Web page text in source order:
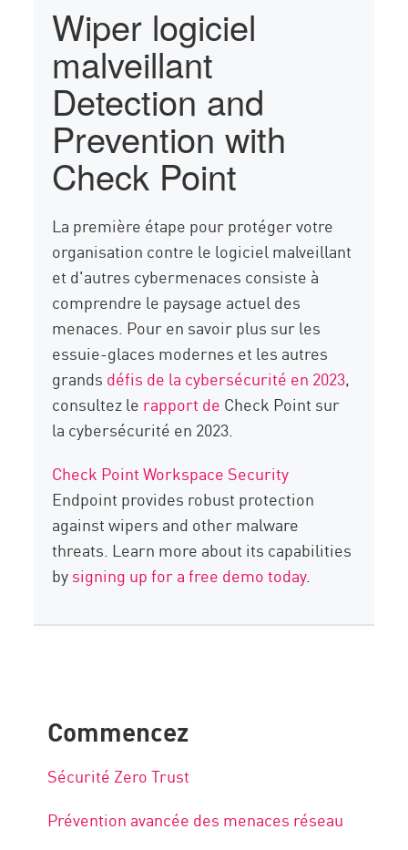
Wiper logiciel
malveillant
Detection and
Prevention with
Check Point
La première étape pour protéger votre
organisation contre le logiciel malveillant
et d'autres cybermenaces consiste à
comprendre le paysage actuel des
menaces. Pour en savoir plus sur les
essuie-glaces modernes et les autres
grands défis de la cybersécurité en 2023,
consultez le rapport de Check Point sur
la cybersécurité en 2023.
Check Point Workspace Security
Endpoint provides robust protection
against wipers and other malware
threats. Learn more about its capabilities
bysigning up for a free demo today.
Commencez
Sécurité Zero Trust
Prévention avancée des menaces réseau